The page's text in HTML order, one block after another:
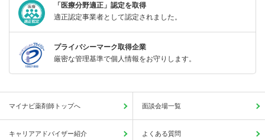
「医療分野適正」認定を取得
適正認定事業者として認定されました。
プライバシーマーク取得企業
厳密な管理基準で個人情報をお守りします。
マイナビ薬剤師トップへ 面談会場一覧
キャリアアドバイザー紹介 よくある質問